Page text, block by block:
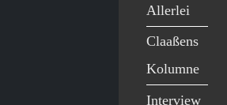
Allerlei
Claaßens
Kolumne
Interview